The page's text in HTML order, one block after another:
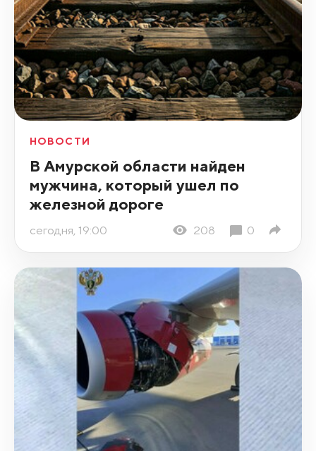
НОВОСТИ
В Амурской области найден
мужчина, который ушел по
железной дороге
сегодня, 19:00 208 0